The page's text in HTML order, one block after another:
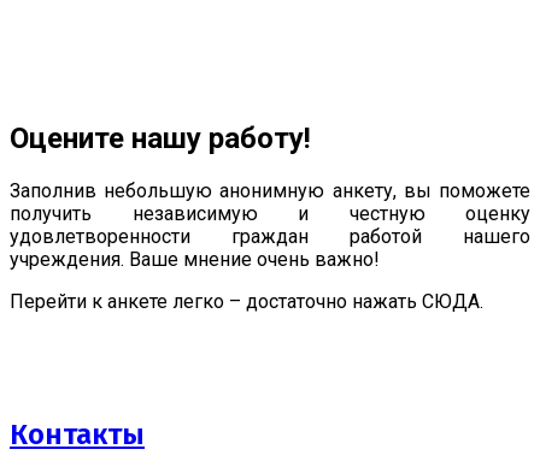
Оцените нашу работу!
Заполнив небольшую анонимную анкету, вы поможете
получить независимую и честную оценку
удовлетворенности граждан работой нашего
учреждения. Ваше мнение очень важно!
Перейти к анкете легко – достаточно нажать СЮДА.
Контакты